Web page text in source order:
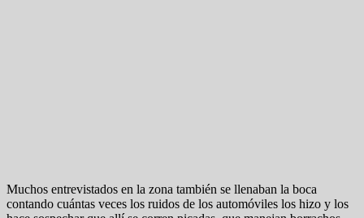
Muchos entrevistados en la zona también se llenaban la boca
contando cuántas veces los ruidos de los automóviles los hizo y los